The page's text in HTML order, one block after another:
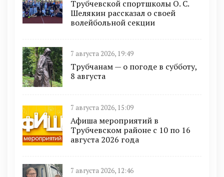
Трубчевской спортшколы О. С.
Шелякин рассказал о своей
волейбольной секции
7 августа 2026, 19:49
Трубчанам — о погоде в субботу,
8 августа
7 августа 2026, 15:09
Афиша мероприятий в
Трубчевском районе с 10 по 16
августа 2026 года
7 августа 2026, 12:46